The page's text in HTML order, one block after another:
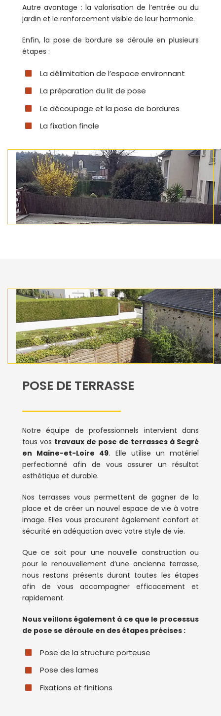
Autre avantage : la valorisation de l’entrée ou du
jardin et le renforcement visible de leur harmonie.
Enfin, la pose de bordure se déroule en plusieurs
étapes :
La délimitation de l’espace environnant
La préparation du lit de pose
Le découpage et la pose de bordures
La fixation finale
POSE DE TERRASSE
Notre équipe de professionnels intervient dans
tous vos travaux de pose de terrasses à Segré
en Maine-et-Loire 49. Elle utilise un matériel
perfectionné afin de vous assurer un résultat
esthétique et durable.
Nos terrasses vous permettent de gagner de la
place et de créer un nouvel espace de vie à votre
image. Elles vous procurent également confort et
sécurité en adéquation avec votre style de vie.
Que ce soit pour une nouvelle construction ou
pour le renouvellement d’une ancienne terrasse,
nous restons présents durant toutes les étapes
afin de vous accompagner efficacement et
rapidement.
Nous veillons également à ce que le processus
de pose se déroule en des étapes précises :
Pose de la structure porteuse
Pose des lames
Fixations et finitions